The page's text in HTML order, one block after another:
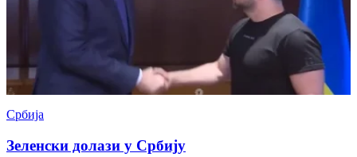
Србија
Зеленски долази у Србију